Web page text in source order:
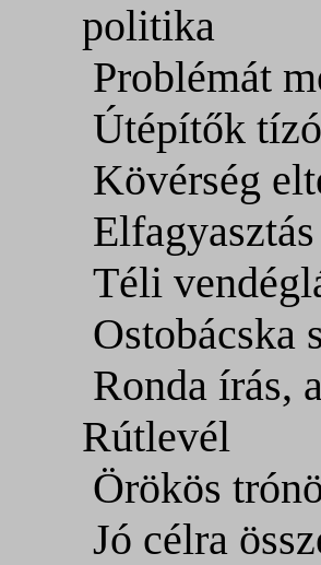
politika
Problémát
Útépítők
Kövérség
Téli
Ostobácska
Ronda írás,
Rútlevél
Örökös
Jó célra